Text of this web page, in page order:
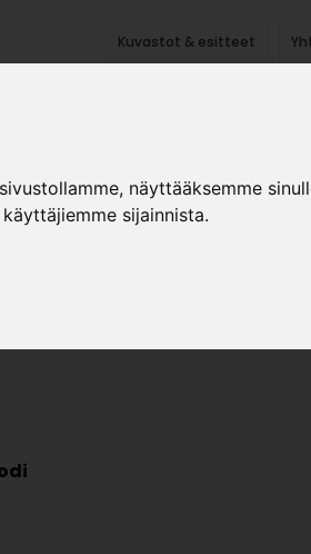
näyttääksemme
sijainnista.
Kuvastot & esitteet